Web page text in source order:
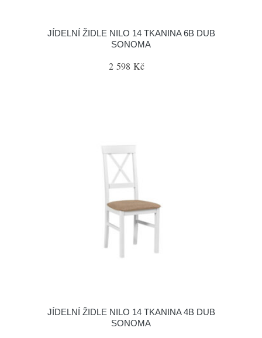
JÍDELNÍ ŽIDLE NILO 14 TKANINA 6B DUB
SONOMA
2 598 Kč
JÍDELNÍ ŽIDLE NILO 14 TKANINA 4B DUB
SONOMA